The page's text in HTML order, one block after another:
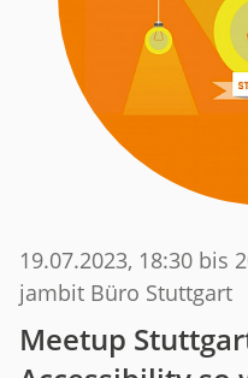
19.07.2023, 18:30 bis
jambit Büro Stuttgart
Meetup